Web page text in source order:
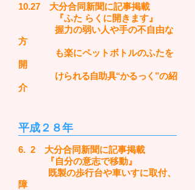
10.27 大分合同新聞に記事掲載
『ふた らくに開きます』
握力の弱い人や手の不自由な
方
も楽にペットボトルのふたを
開
けられる自助具“かるっく”の紹
介
平成２８年
6. 2 大分合同新聞に記事掲載
『自分の意志で移動』
既製の歩行台や車いすに取付、
障